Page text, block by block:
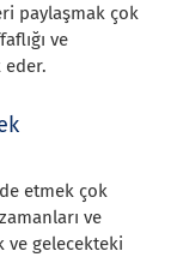
paylaşmak çok
ve
eder.
etmek çok
ve
ve gelecekteki